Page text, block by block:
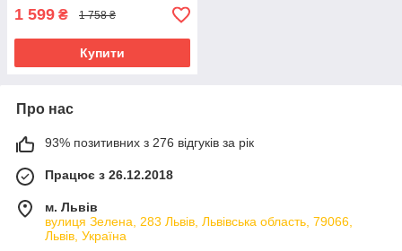
1 599 ₴ 1 758 ₴
Купити
Про нас
93% позитивних з 276 відгуків за рік
Працює з 26.12.2018
м. Львів
вулиця Зелена, 283 Львів, Львівська область, 79066,
Львів, Україна